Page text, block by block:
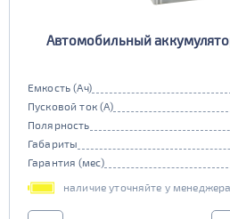
Автомобильный
Емкость (Ач)
Пусковой ток (А)
Полярность
Габариты
Гарантия (мес)
наличие уточняйте у менеджера